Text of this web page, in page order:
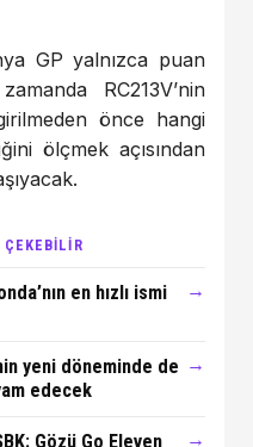
GP yalnızca puan
RC213V’nin
önce hangi
ölçmek açısından
en hızlı ismi
→
yeni döneminde de
edecek
→
Gözü Go Eleven
→